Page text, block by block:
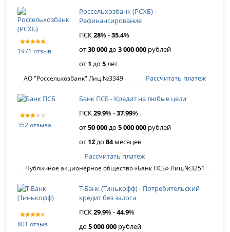
1971 отзыв
Россельхозбанк (РСХБ) -
Рефинансирование
ПСК28% -35.4%
от30 000до3 000 000 рублей
от 1 до5лет
АО "Россельхозбанк" Лиц.№3349 Рассчитать платеж
352 отзыва
Банк ПСБ - Кредит на любые цели
ПСК29.9% -37.99%
от50 000до5 000 000 рублей
от 12до84месяцев
Публичное акционерное общество «Банк ПСБ» Лиц.№3251
Рассчитать платеж
801 отзыв
Т-Банк (Тинькофф) - Потребительский
кредит без залога
ПСК29.9% -44.9%
до5 000 000 рублей